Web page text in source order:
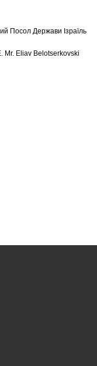
Посол Держави Ізраїль
Mr. Eliav Belotserkovski